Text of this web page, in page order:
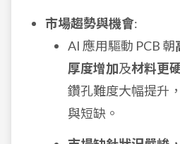
市場趨勢與機會:
AI 應用驅動 PCB 朝
厚度增加及材料更
鑽孔難度大幅提升
與短缺。